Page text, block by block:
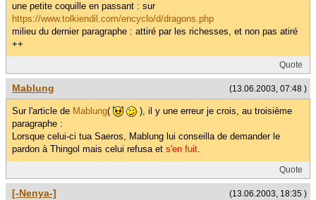
une petite coquille en passant : sur
https://www.tolkiendil.com/encyclo/d/dragons.php
milieu du dernier paragraphe : attiré par les richesses, et non pas atiré
++
Quote
(13.06.2003, 07:48 )
Mablung
Sur l'article de Mablung(
), il y une erreur je crois, au troisième
paragraphe :
Lorsque celui-ci tua Saeros, Mablung lui conseilla de demander le
pardon à Thingol mais celui refusa et s'en fuit.
Quote
(13.06.2003, 18:35 )
[-Nenya-]